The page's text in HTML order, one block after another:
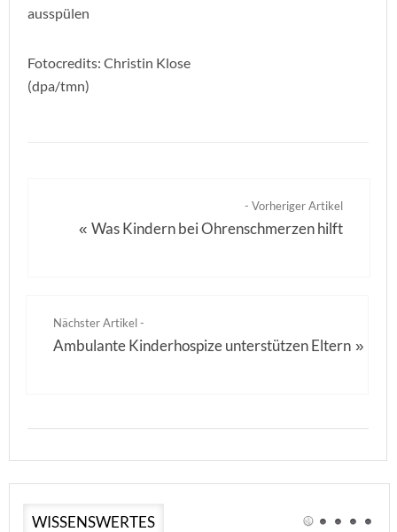
ausspülen
Fotocredits: Christin Klose
(dpa/tmn)
- Vorheriger Artikel
«Was Kindern bei Ohrenschmerzen hilft
Nächster Artikel -
Ambulante Kinderhospize unterstützen Eltern »
WISSENSWERTES